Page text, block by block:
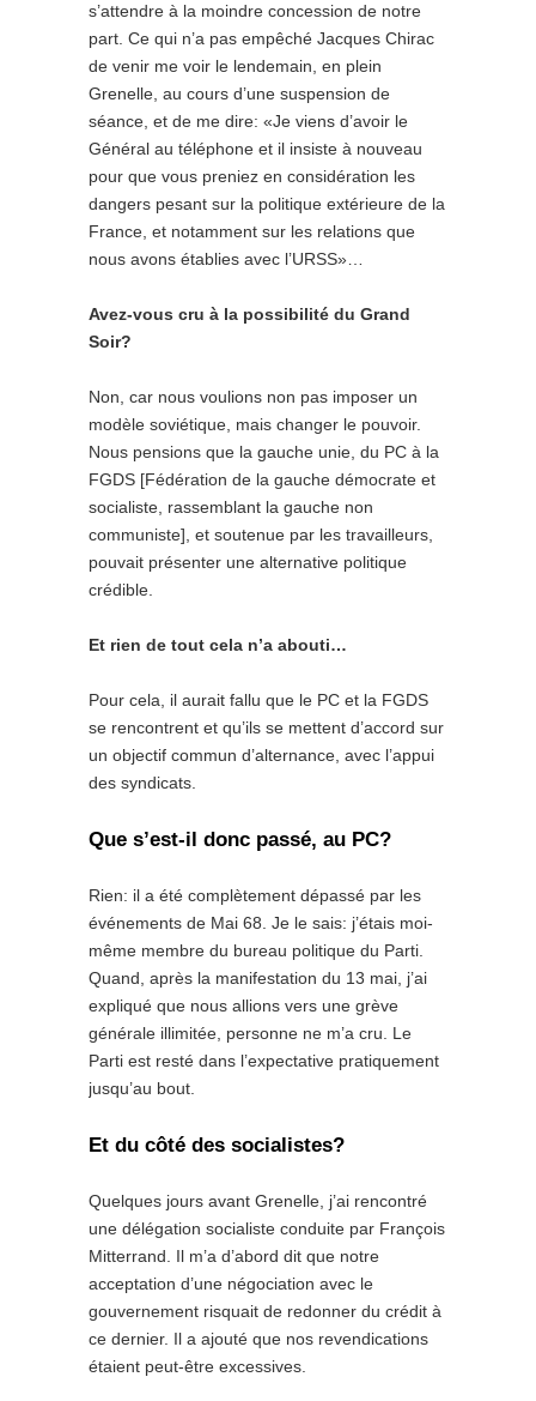
s’attendre à la moindre concession de notre
part. Ce qui n’a pas empêché Jacques Chirac
de venir me voir le lendemain, en plein
Grenelle, au cours d’une suspension de
séance, et de me dire: «Je viens d’avoir le
Général au téléphone et il insiste à nouveau
pour que vous preniez en considération les
dangers pesant sur la politique extérieure de la
France, et notamment sur les relations que
nous avons établies avec l’URSS»…
Avez-vous cru à la possibilité du Grand
Soir?
Non, car nous voulions non pas imposer un
modèle soviétique, mais changer le pouvoir.
Nous pensions que la gauche unie, du PC à la
FGDS [Fédération de la gauche démocrate et
socialiste, rassemblant la gauche non
communiste], et soutenue par les travailleurs,
pouvait présenter une alternative politique
crédible.
Et rien de tout cela n’a abouti…
Pour cela, il aurait fallu que le PC et la FGDS
se rencontrent et qu’ils se mettent d’accord sur
un objectif commun d’alternance, avec l’appui
des syndicats.
Que s’est-il donc passé, au PC?
Rien: il a été complètement dépassé par les
événements de Mai 68. Je le sais: j’étais moi-
même membre du bureau politique du Parti.
Quand, après la manifestation du 13 mai, j’ai
expliqué que nous allions vers une grève
générale illimitée, personne ne m’a cru. Le
Parti est resté dans l’expectative pratiquement
jusqu’au bout.
Et du côté des socialistes?
Quelques jours avant Grenelle, j’ai rencontré
une délégation socialiste conduite par François
Mitterrand. Il m’a d’abord dit que notre
acceptation d’une négociation avec le
gouvernement risquait de redonner du crédit à
ce dernier. Il a ajouté que nos revendications
étaient peut-être excessives.